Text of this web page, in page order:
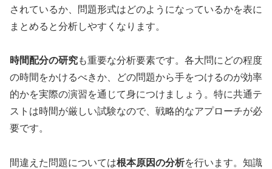
されているか、問題形式はどのようになっているかを表に
まとめると分析しやすくなります。
時間配分の研究も重要な分析要素です。各大問にどの程度
の時間をかけるべきか、どの問題から手をつけるのが効率
的かを実際の演習を通じて身につけましょう。特に共通テ
ストは時間が厳しい試験なので、戦略的なアプローチが必
要です。
間違えた問題については根本原因の分析を行います。知識